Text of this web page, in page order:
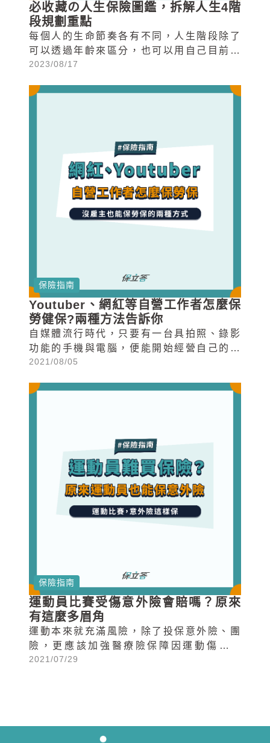
必收藏の人生保險圖鑑，拆解人生4階
段規劃重點
每個人的生命節奏各有不同，人生階段除了
可以透過年齡來區分，也可以用自己目前的
身分來去看待，保立答綜合年齡及身份簡單
孩童時期、30歲以前初入社會的脫殼時期、
2023/08/17
保險指南
Youtuber、網紅等自營工作者怎麼保
勞健保?兩種方法告訴你
自媒體流行時代，只要有一台具拍照、錄影
功能的手機與電腦，便能開始經營自己的媒
體事業。加上疫...
2021/08/05
保險指南
運動員比賽受傷意外險會賠嗎？原來
有這麼多眉角
運動本來就充滿風險，除了投保意外險、團
險，更應該加強醫療險保障因運動傷害住
院、手術等費用。許多...
2021/07/29